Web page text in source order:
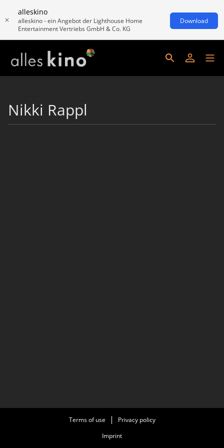
alleskino
alleskino - ein Angebot der Lighthouse Home
Entertainment Vertriebs GmbH & Co. KG
Download
Nikki Rappl
Terms of use
Privacy policy
Imprint